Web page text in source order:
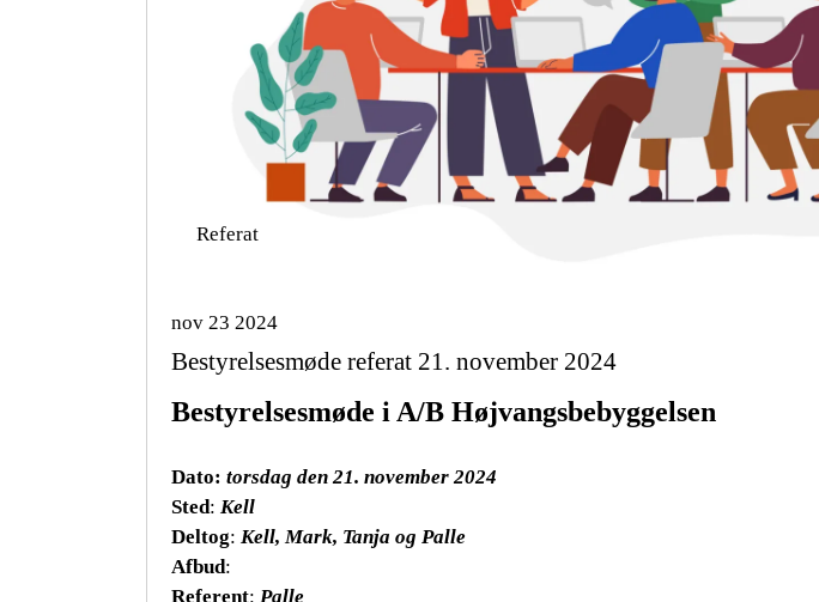
Referat
nov 23 2024
Bestyrelsesmøde referat 21. november 2024
Bestyrelsesmøde i A/B Højvangsbebyggelsen
Dato: torsdag den 21. november 2024
Sted: Kell
Deltog: Kell, Mark, Tanja og Palle
Afbud:
Referent: Palle